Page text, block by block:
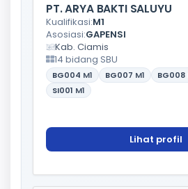
PT. ARYA BAKTI SALUYU
Kualifikasi:M1
Asosiasi:GAPENSI
Kab. Ciamis
14 bidang SBU
BG004 M1 BG007 M1 BG008
SI001 M1
Lihat profil